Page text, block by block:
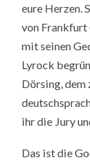
eure Herzen.
von Frankfurt
mit seinen
Lyrock
Dörsing,
ihr die Jury
Das ist die